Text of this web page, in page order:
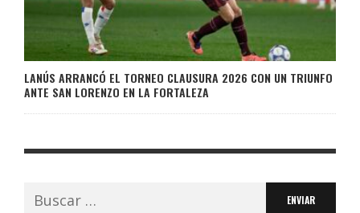
LANÚS ARRANCÓ EL TORNEO CLAUSURA 2026 CON UN TRIUNFO
ANTE SAN LORENZO EN LA FORTALEZA
Buscar: